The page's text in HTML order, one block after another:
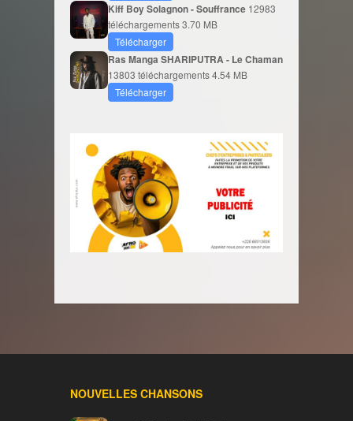
Kiff Boy Solagnon - Souffrance 12983
téléchargements3.70 MB
Télécharger
Ras Manga SHARIPUTRA - Le Chaman
13803 téléchargements4.54 MB
Télécharger
NOUVELLES CHANSONS